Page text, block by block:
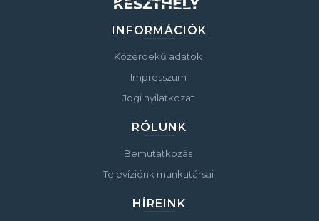
INFORMÁCIÓK
Közérdekű adatok
Impresszum
Jogi nyilatkozat
RÓLUNK
Bemutatkozás
Televíziónk munkatársai
HÍREINK